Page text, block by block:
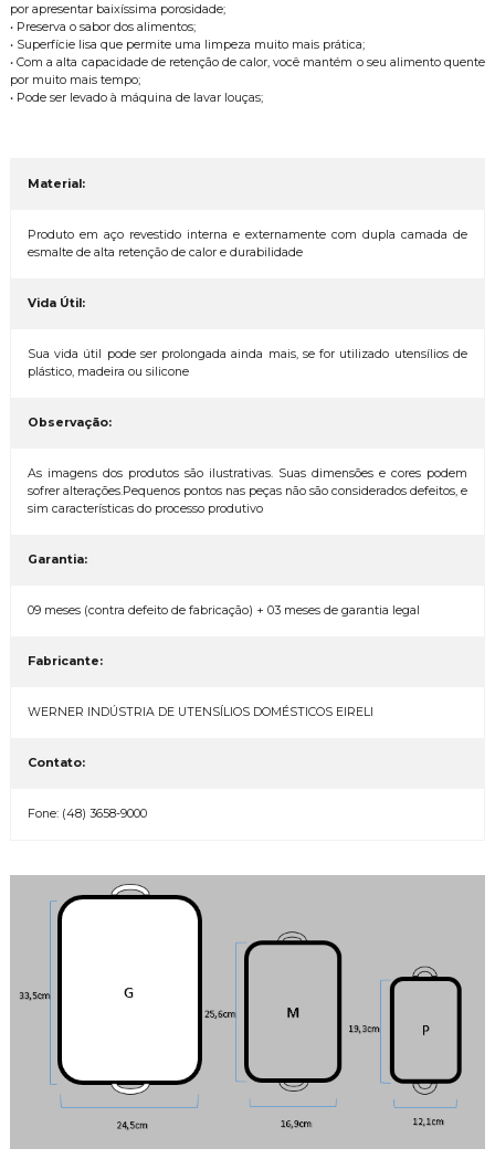
por apresentar baixíssima porosidade;
• Preserva o sabor dos alimentos;
• Superfície lisa que permite uma limpeza muito mais prática;
• Com a alta capacidade de retenção de calor, você mantém o seu alimento quente
por muito mais tempo;
• Pode ser levado à máquina de lavar louças;
Material:
Produto em aço revestido interna e externamente com dupla camada de
esmalte de alta retenção de calor e durabilidade
Vida Útil:
Sua vida útil pode ser prolongada ainda mais, se for utilizado utensílios de
plástico, madeira ou silicone
Observação:
As imagens dos produtos são ilustrativas. Suas dimensões e cores podem
sofrer alterações.Pequenos pontos nas peças não são considerados defeitos, e
sim características do processo produtivo
Garantia:
09 meses (contra defeito de fabricação) + 03 meses de garantia legal
Fabricante:
WERNER INDÚSTRIA DE UTENSÍLIOS DOMÉSTICOS EIRELI
Contato:
Fone: (48) 3658-9000